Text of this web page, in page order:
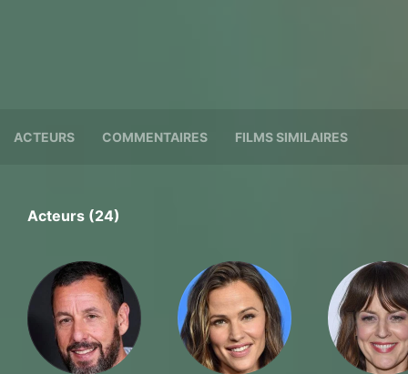
ACTEURS COMMENTAIRES FILMS SIMILAIRES
Acteurs (24)